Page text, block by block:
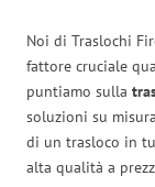
Noi di Traslochi
fattore cruciale
puntiamo sulla
soluzioni su
di un trasloco in
alta qualità a